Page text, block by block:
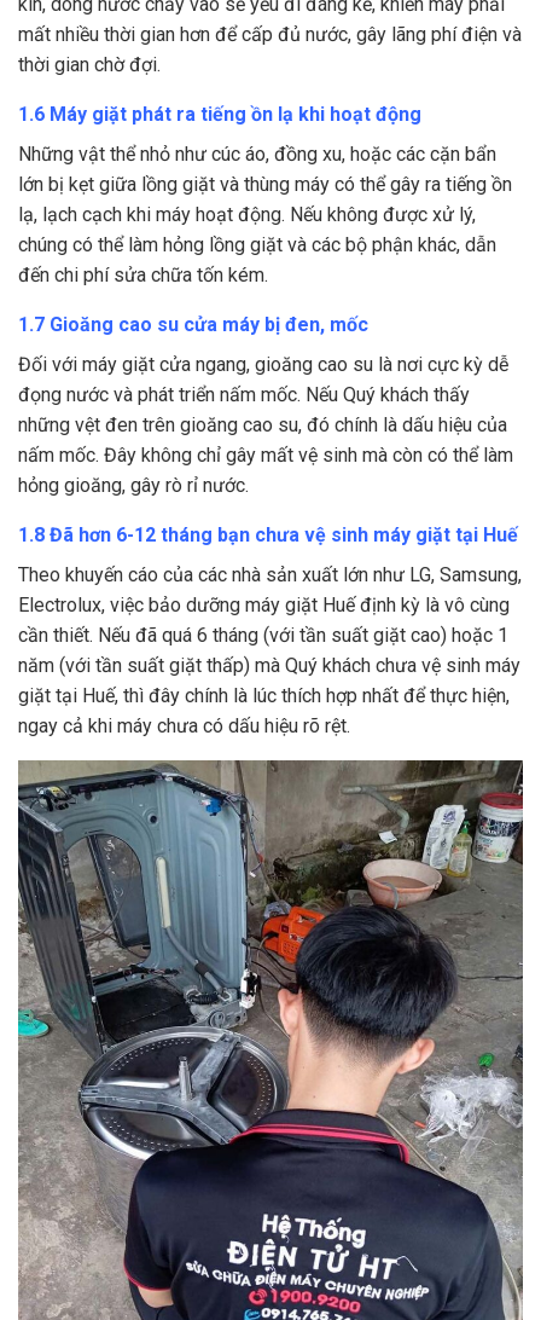
mất nhiều thời gian hơn để cấp đủ nước, gây lãng phí điện và
thời gian chờ đợi.
1.6 Máy giặt phát ra tiếng ồn lạ khi hoạt động
Những vật thể nhỏ như cúc áo, đồng xu, hoặc các cặn bẩn
lớn bị kẹt giữa lồng giặt và thùng máy có thể gây ra tiếng ồn
lạ, lạch cạch khi máy hoạt động. Nếu không được xử lý,
chúng có thể làm hỏng lồng giặt và các bộ phận khác, dẫn
đến chi phí sửa chữa tốn kém.
1.7 Gioăng cao su cửa máy bị đen, mốc
Đối với máy giặt cửa ngang, gioăng cao su là nơi cực kỳ dễ
đọng nước và phát triển nấm mốc. Nếu Quý khách thấy
những vệt đen trên gioăng cao su, đó chính là dấu hiệu của
nấm mốc. Đây không chỉ gây mất vệ sinh mà còn có thể làm
hỏng gioăng, gây rò rỉ nước.
1.8 Đã hơn 6-12 tháng bạn chưa vệ sinh máy giặt tại Huế
Theo khuyến cáo của các nhà sản xuất lớn như LG, Samsung,
Electrolux, việc bảo dưỡng máy giặt Huế định kỳ là vô cùng
cần thiết. Nếu đã quá 6 tháng (với tần suất giặt cao) hoặc 1
năm (với tần suất giặt thấp) mà Quý khách chưa vệ sinh máy
giặt tại Huế, thì đây chính là lúc thích hợp nhất để thực hiện,
ngay cả khi máy chưa có dấu hiệu rõ rệt.